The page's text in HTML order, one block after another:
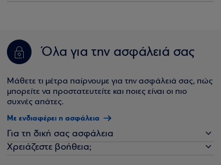
Όλα για την ασφάλειά σας
Μάθετε τι μέτρα παίρνουμε για την ασφάλειά σας, πώς
μπορείτε να προστατευτείτε και ποιες είναι οι πιο
συχνές απάτες.
Με ενδιαφέρει η ασφάλεια
Για τη δική σας ασφάλεια
Χρειάζεστε βοήθεια;